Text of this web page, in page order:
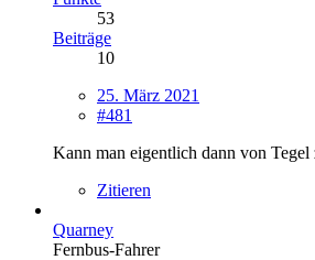
53
Beiträge
10
25. März 2021
#481
Kann man eigentlich dann von
Zitieren
Quarney
Fernbus-Fahrer